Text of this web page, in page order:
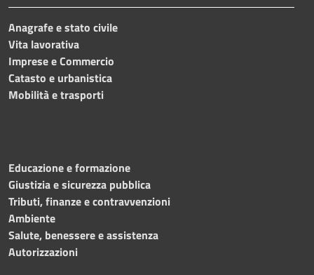
Anagrafe e stato civile
Vita lavorativa
Imprese e Commercio
Catasto e urbanistica
Mobilità e trasporti
Educazione e formazione
Giustizia e sicurezza pubblica
Tributi, finanze e contravvenzioni
Ambiente
Salute, benessere e assistenza
Autorizzazioni